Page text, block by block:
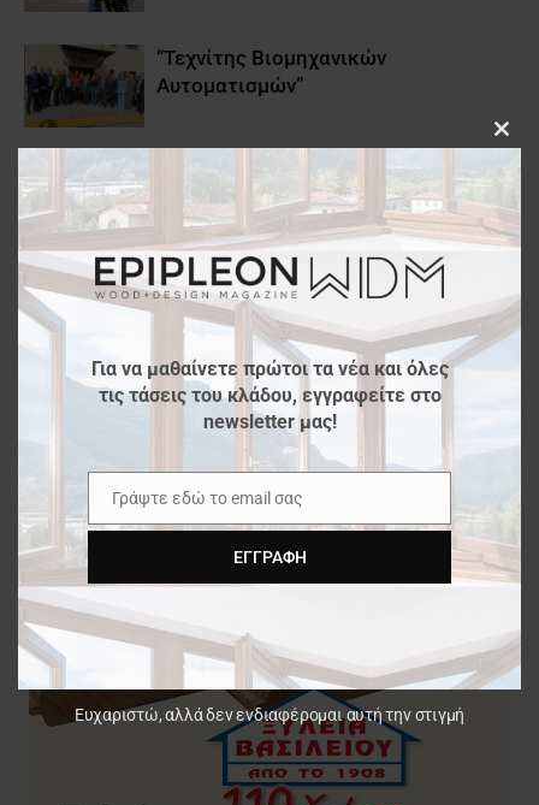
“Τεχνίτης Βιομηχανικών
Αυτοματισμών”
AKRITAS Cocktail Reception 2025
ALFA WOOD GROUP |
Επαναλειτουργία εργοστασίου στην
Άβαξ & MillerKnoll | Νέα συνεργασία
Για να μαθαίνετε πρώτοι τα νέα και όλες
τις τάσεις του κλάδου, εγγραφείτε στο
newsletter μας!
Email
Γράψτε εδώ το email σας
ΕΓΓΡΑΦΉ
Ευχαριστώ, αλλά δεν ενδιαφέρομαι αυτή την στιγμή